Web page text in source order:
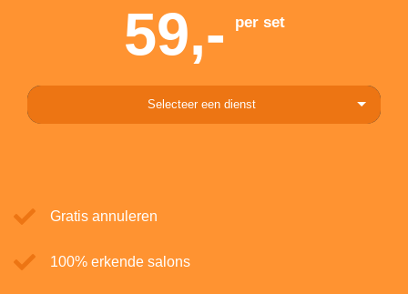
59,- per set
Selecteer een dienst
Gratis annuleren
100% erkende salons